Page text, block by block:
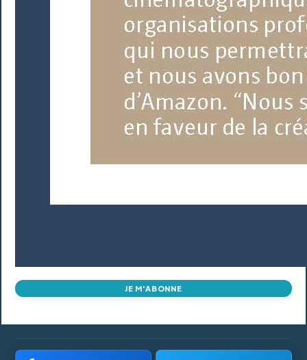
JE M'ABONNE